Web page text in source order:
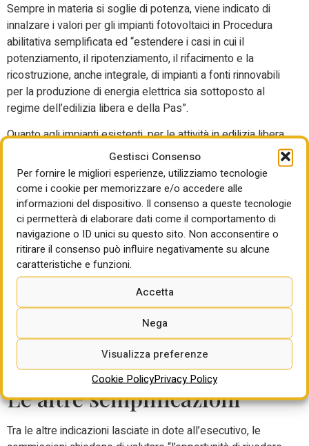
Gestisci Consenso
Per fornire le migliori esperienze, utilizziamo tecnologie
come i cookie per memorizzare e/o accedere alle
informazioni del dispositivo. Il consenso a queste tecnologie
ci permetterà di elaborare dati come il comportamento di
navigazione o ID unici su questo sito. Non acconsentire o
ritirare il consenso può influire negativamente su alcune
caratteristiche e funzioni.
Accetta
Nega
Visualizza preferenze
Cookie PolicyPrivacy Policy
Sempre in materia si soglie di potenza, viene indicato di
innalzare i valori per gli impianti fotovoltaici in Procedura
abilitativa semplificata ed “estendere i casi in cui il
potenziamento, il ripotenziamento, il rifacimento e la
ricostruzione, anche integrale, di impianti a fonti rinnovabili
per la produzione di energia elettrica sia sottoposto al
regime dell’edilizia libera e della Pas”.
Quanto agli impianti esistenti, per le attività in edilizia libera
viene poi indicato di “eliminare il vincolo sulle soglie di
potenza complessiva risultante dall’intervento di
potenziamento per ciascuna
tipologia di impianto fotovoltaico, eolico e idroelettrico”.
Infine, per gli impianti di produzione di calore da Fer si
punta a innalzare la soglia a 50 Mw per interventi sia in
attività libera che in Pas. Ai comuni, però, va ripristinata una
disciplina di compensazioni. Così come va ripristinata “la
possibilità di richiedere, in sede di presentazione
dell’istanza autorizzativa per la realizzazione di impianti e
opere di connessione diversi da quelli alimentati a
biomassa e fotovoltaici, l’apposizione del vincolo
preordinato all’esproprio delle aree interessate dalla
realizzazione degli interventi”.
Le altre semplificazioni
Tra le altre indicazioni lasciate in dote all’esecutivo, le